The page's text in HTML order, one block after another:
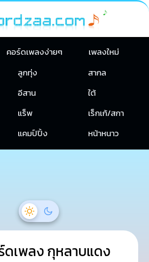
คอร์ดเพลงง่ายๆ
เพลงใหม่
ลูกทุ่ง
สากล
อีสาน
ใต้
แร็พ
เร็กเก้/สกา
แคมป์ปิ้ง หน้าหนาว
ดเพลง กุหลาบแดง